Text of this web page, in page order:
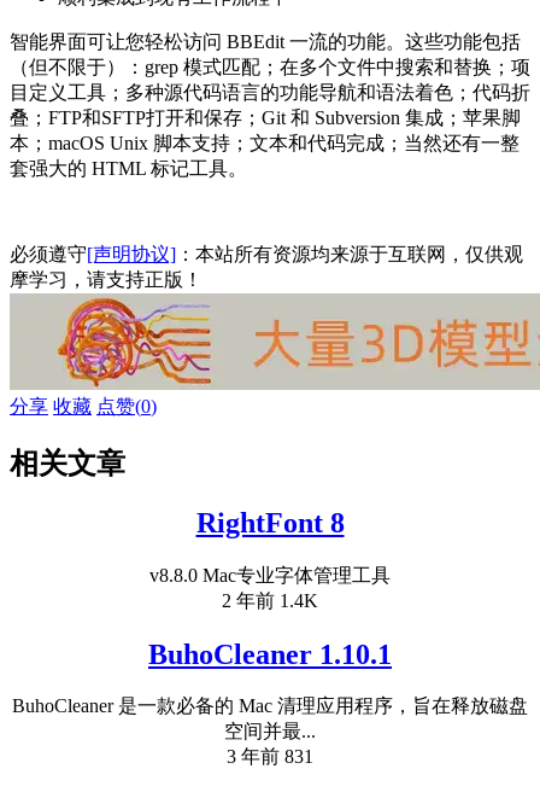
智能界面可让您轻松访问 BBEdit 一流的功能。这些功能包括
（但不限于）：grep 模式匹配；在多个文件中搜索和替换；项
目定义工具；多种源代码语言的功能导航和语法着色；代码折
叠；FTP和SFTP打开和保存；Git 和 Subversion 集成；苹果脚
本；macOS Unix 脚本支持；文本和代码完成；当然还有一整
套强大的 HTML 标记工具。
必须遵守[声明协议] ：本站所有资源均来源于互联网，仅供观
摩学习，请支持正版！
分享 收藏 点赞(0)
相关文章
RightFont 8
v8.8.0 Mac专业字体管理工具
2 年前 1.4K
BuhoCleaner 1.10.1
BuhoCleaner 是一款必备的 Mac 清理应用程序，旨在释放磁盘
空间并最...
3 年前 831